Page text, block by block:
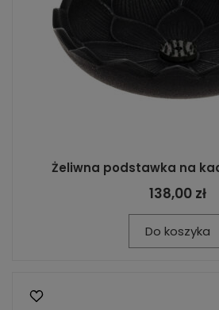
Żeliwna podstawka na
138,00 zł
Do koszyka